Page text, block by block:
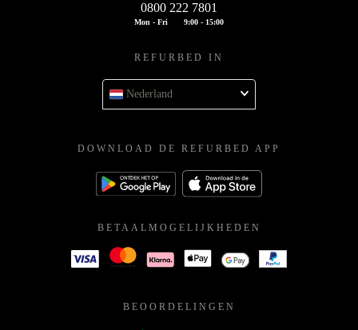
0800 222 7801
Mon - Fri 9:00 - 15:00
REFURBED IN
Nederland
DOWNLOAD DE REFURBED APP
BETAALMOGELIJKHEDEN
BEOORDELINGEN